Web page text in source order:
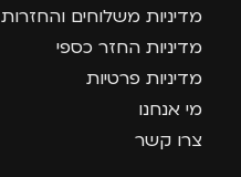
מדיניות משלוחים והחזרות
מדיניות החזר כספי
מדיניות פרטיות
מי אנחנו
צרו קשר